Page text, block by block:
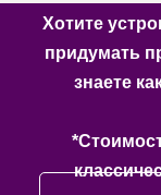
Хотите
придумать
знаете